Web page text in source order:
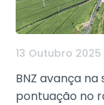
13 Outubro 2025
BNZ avança
pontuação no